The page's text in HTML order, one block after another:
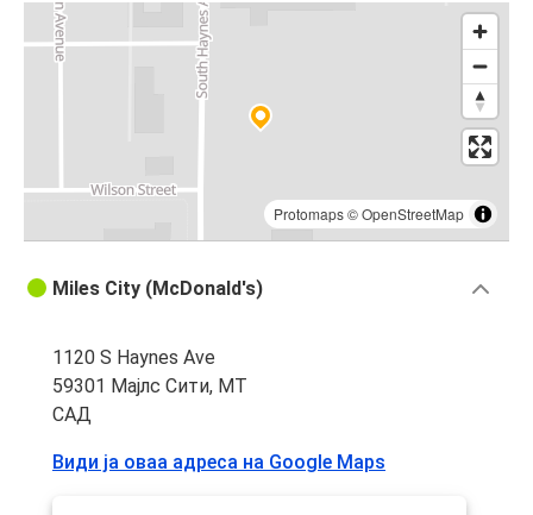
Protomaps©OpenStreetMap
Miles City (McDonald's)
1120 S Haynes Ave
59301 Мајлс Сити, MT
САД
Види ја оваа адреса на Google Maps